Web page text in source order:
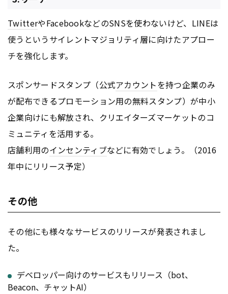
TwitterやFacebookなどのSNSを使わないけど、LINEは
使うというサイレントマジョリティ層に向けたアプロー
チを強化します。
スポンサードスタンプ（公式アカウントを持つ企業のみ
が配布できるプロモーション用の無料スタンプ）が中小
企業向けにも解放され、クリエイターズマーケットのコ
ミュニティを活用する。
店舗利用のインセンティブなどに有効でしょう。（2016
年中にリリース予定）
その他
その他にも様々なサービスのリリースが発表されまし
た。
デベロッパー向けのサービスもリリース（bot、
Beacon、チャットAI）